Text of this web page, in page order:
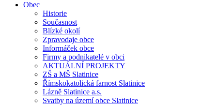
Obec
Historie
Současnost
Blízké okolí
Zpravodaje obce
Informáček obce
Firmy a podnikatelé v obci
AKTUÁLNÍ PROJEKTY
ZŠ a MŠ Slatinice
Římskokatolická farnost Slatinice
Lázně Slatinice a.s.
Svatby na území obce Slatinice